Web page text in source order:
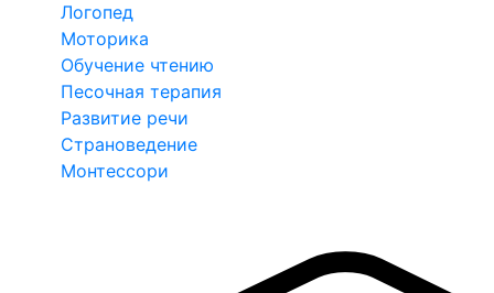
Логопед
Моторика
Обучение чтению
Песочная терапия
Развитие речи
Страноведение
Монтессори